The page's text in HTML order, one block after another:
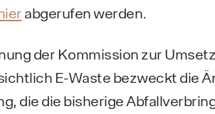
abgerufen werden.
der Kommission zur
E-Waste bezweckt die
die die bisherige